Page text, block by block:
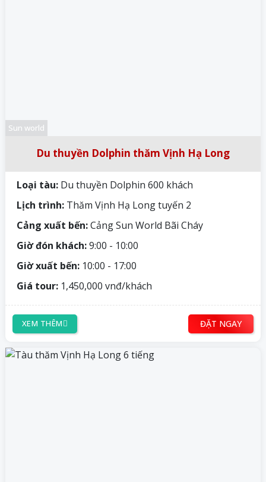
Sun world
Du thuyền Dolphin thăm Vịnh Hạ Long
Loại tàu: Du thuyền Dolphin 600 khách
Lịch trình: Thăm Vịnh Hạ Long tuyến 2
Cảng xuất bến:Cảng Sun World Bãi Cháy
Giờ đón khách:9:00 - 10:00
Giờ xuất bến: 10:00 - 17:00
Giá tour: 1,450,000 vnđ/khách
XEM THÊM ĐẶT NGAY